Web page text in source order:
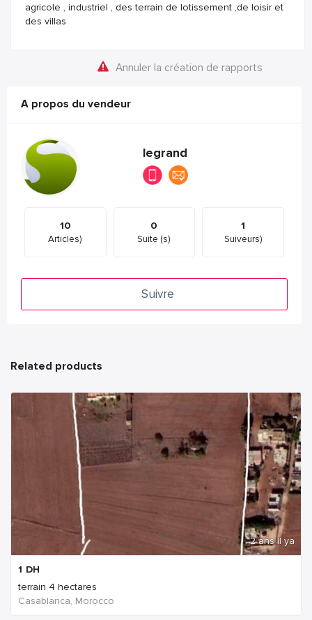
agricole , industriel , des terrain de lotissement ,de loisir et
des villas
Annuler la création de rapports
A propos du vendeur
legrand
10
Articles)
0
Suite (s)
1
Suiveurs)
Suivre
Related products
2 ans Il ya
1 DH
terrain 4 hectares
Casablanca, Morocco